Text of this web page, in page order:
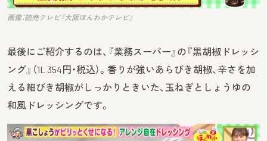
画像：読売テレビ『大阪ほんわかテレビ』
最後にご紹介するのは、『業務スーパー』の『黒胡椒ドレッシ
ング』（1L 354円・税込）。香りが強いあらびき胡椒、辛さを加
える細びき胡椒がしっかりときいた、玉ねぎとしょうゆの
和風ドレッシングです。